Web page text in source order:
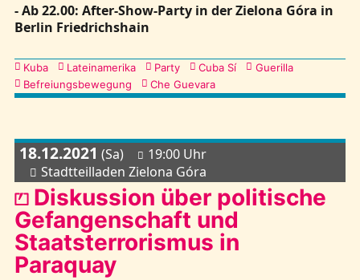
- Ab 22.00: After-Show-Party in der Zielona Góra in
Berlin Friedrichshain
Kategorien
Kuba Lateinamerika Party Cuba Sí
Guerilla
Befreiungsbewegung
Che Guevara
18.12.2021 (Sa)
19:00 Uhr
Stadtteilladen Zielona Góra
⏍ Diskussion über politische
Gefangenschaft und
Staatsterrorismus in
Paraquay